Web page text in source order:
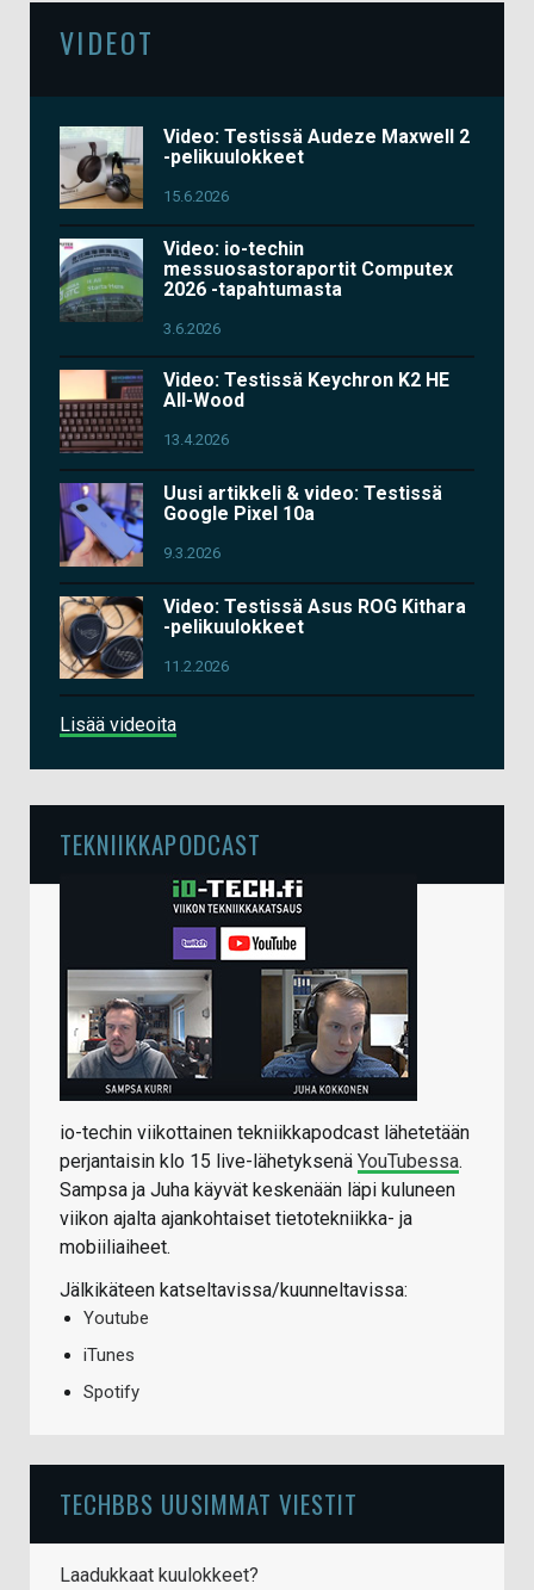
VIDEOT
Video: Testissä Audeze Maxwell 2
-pelikuulokkeet
15.6.2026
Video: io-techin
messuosastoraportit Computex
2026 -tapahtumasta
3.6.2026
Video: Testissä Keychron K2 HE
All-Wood
13.4.2026
Uusi artikkeli & video: Testissä
Google Pixel 10a
9.3.2026
Video: Testissä Asus ROG Kithara
-pelikuulokkeet
11.2.2026
Lisää videoita
TEKNIIKKAPODCAST
io-techin viikottainen tekniikkapodcast lähetetään
perjantaisin klo 15 live-lähetyksenä YouTubessa.
Sampsa ja Juha käyvät keskenään läpi kuluneen
viikon ajalta ajankohtaiset tietotekniikka- ja
mobiiliaiheet.
Jälkikäteen katseltavissa/kuunneltavissa:
Youtube
iTunes
Spotify
TECHBBS UUSIMMAT VIESTIT
Laadukkaat kuulokkeet?